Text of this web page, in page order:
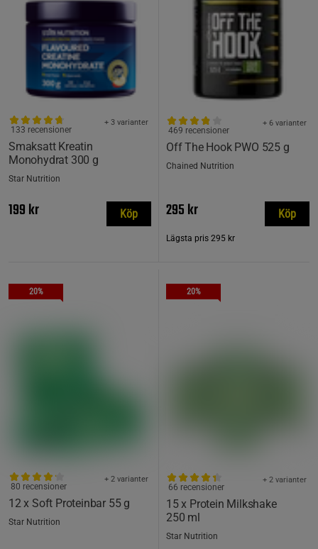
Smaksatt Kreatin
Monohydrat 300 g
+ 3 varianter
133 recensioner
Star Nutrition
199 kr Köp
Off The Hook PWO 525 g
+ 6 varianter
469 recensioner
Chained Nutrition
295 kr
Lägsta pris 295 kr
Köp
20%
12 x Soft Proteinbar 55 g
+ 2 varianter
80 recensioner
Star Nutrition
20%
15 x Protein Milkshake
250 ml
+ 2 varianter
66 recensioner
Star Nutrition